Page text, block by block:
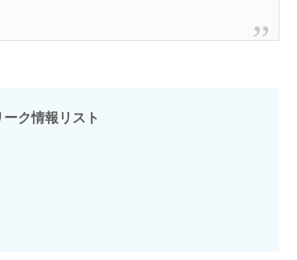
ク情報リスト